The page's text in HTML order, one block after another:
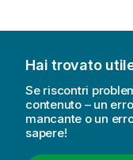
Hai trovato
Se riscontri
contenuto – un
mancante o un
sapere!